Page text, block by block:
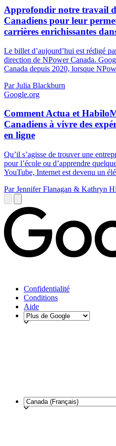
Approfondir notre travail
Canadiens pour leur
carrières enrichissantes
Le billet d’aujourd’hui est rédigé
direction de NPower Canada.
Canada depuis 2020, lorsque
Par Julia Blackburn
Google.org
Comment Actua et
Canadiens à vivre des
en ligne
Qu’il s’agisse de trouver une
pour l’école ou d’apprendre
YouTube, Internet est devenu un
Par Jennifer Flanagan & Kathryn
Confidentialité
Conditions
Aide